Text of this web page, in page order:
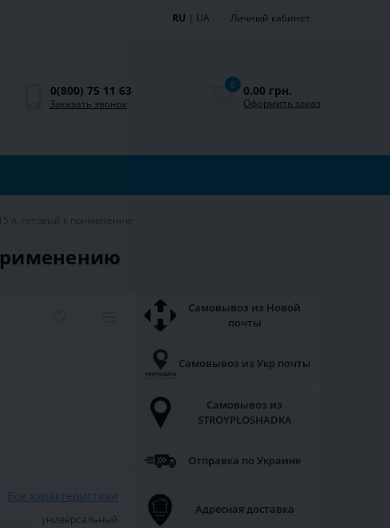
RU | UA Личный кабинет
0(800) 75 11 63
Заказать звонок
0 0.00 грн.
Оформить заказ
л, готовый к применению
Все характеристики
универсальный
Самовывоз из Новой
почты
Самовывоз из Укр почты
Самовывоз из
STROYPLOSHADKA
Отправка по Украине
Адресная доставка